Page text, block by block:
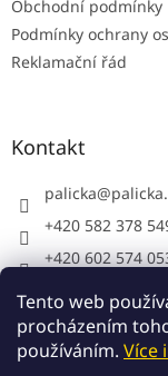
Tento web
procházením
používáním. Více
Obchodní podmínky
Podmínky ochrany
Reklamační řád
Kontakt
palicka@
+420 582 378
+420 602 574
Palička s.r.o. -